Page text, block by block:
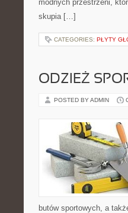
modnych przestrzeni,
skupia […]
CATEGORIES: PŁYTY
ODZIEŻ
POSTED BY ADMIN
butów sportowych, a